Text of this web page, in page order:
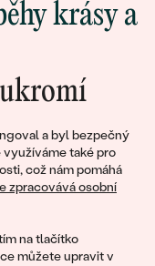
a byl bezpečný
využíváme také pro
což nám pomáhá
zpracovává osobní
na tlačítko
můžete upravit v
krásy a